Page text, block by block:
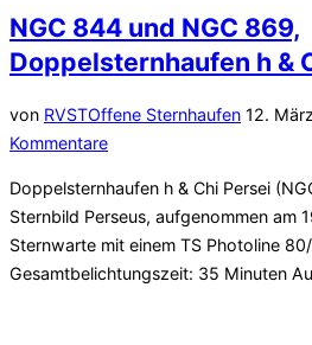
NGC 844 und NGC 869,
Doppelsternhaufen h &
von RVSTOffene Sternhaufen 12.
Kommentare
Doppelsternhaufen h & Chi Persei
Sternbild Perseus, aufgenommen am
Sternwarte mit einem TS Photoline
Gesamtbelichtungszeit: 35 Minuten